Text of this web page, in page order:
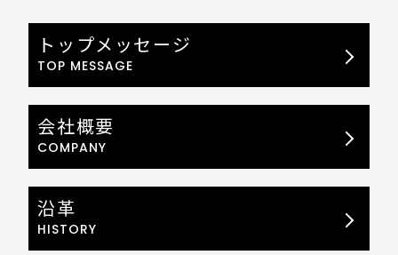
トップメッセージ
TOP MESSAGE
会社概要
COMPANY
沿革
HISTORY